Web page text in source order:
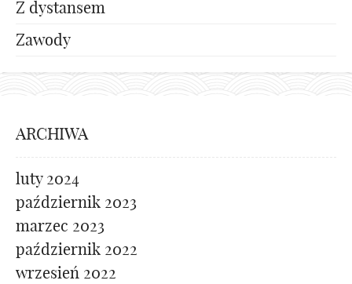
Z dystansem
Zawody
ARCHIWA
luty 2024
październik 2023
marzec 2023
październik 2022
wrzesień 2022